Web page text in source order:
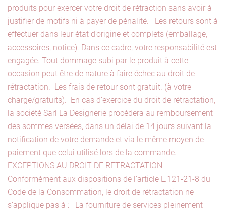
produits pour exercer votre droit de rétraction sans avoir à
justifier de motifs ni à payer de pénalité. Les retours sont à
effectuer dans leur état d’origine et complets (emballage,
accessoires, notice). Dans ce cadre, votre responsabilité est
engagée. Tout dommage subi par le produit à cette
occasion peut être de nature à faire échec au droit de
rétractation. Les frais de retour sont gratuit. (à votre
charge/gratuits). En cas d’exercice du droit de rétractation,
la société Sarl La Designerie procédera au remboursement
des sommes versées, dans un délai de 14 jours suivant la
notification de votre demande et via le même moyen de
paiement que celui utilisé lors de la commande.
EXCEPTIONS AU DROIT DE RETRACTATION
Conformément aux dispositions de l’article L.121-21-8 du
Code de la Consommation, le droit de rétractation ne
s’applique pas à : La fourniture de services pleinement